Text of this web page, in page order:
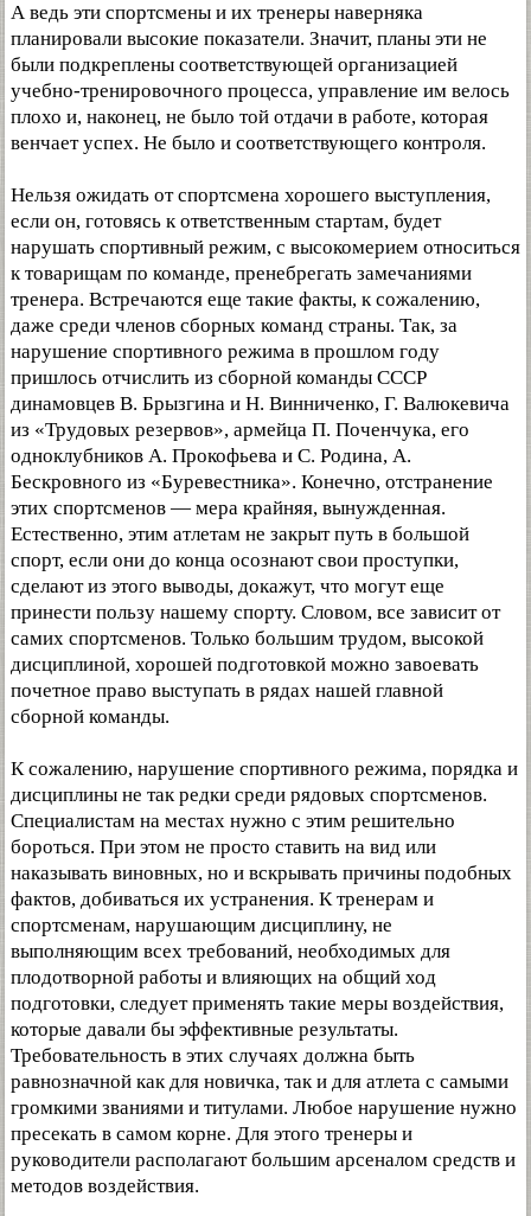
А ведь эти спортсмены и их тренеры наверняка
планировали высокие показатели. Значит, планы эти не
были подкреплены соответствующей организацией
учебно-тренировочного процесса, управление им велось
плохо и, наконец, не было той отдачи в работе, которая
венчает успех. Не было и соответствующего контроля.
Нельзя ожидать от спортсмена хорошего выступления,
если он, готовясь к ответственным стартам, будет
нарушать спортивный режим, с высокомерием относиться
к товарищам по команде, пренебрегать замечаниями
тренера. Встречаются еще такие факты, к сожалению,
даже среди членов сборных команд страны. Так, за
нарушение спортивного режима в прошлом году
пришлось отчислить из сборной команды СССР
динамовцев В. Брызгина и Н. Винниченко, Г. Валюкевича
из «Трудовых резервов», армейца П. Поченчука, его
одноклубников А. Прокофьева и С. Родина, А.
Бескровного из «Буревестника». Конечно, отстранение
этих спортсменов — мера крайняя, вынужденная.
Естественно, этим атлетам не закрыт путь в большой
спорт, если они до конца осознают свои проступки,
сделают из этого выводы, докажут, что могут еще
принести пользу нашему спорту. Словом, все зависит от
самих спортсменов. Только большим трудом, высокой
дисциплиной, хорошей подготовкой можно завоевать
почетное право выступать в рядах нашей главной
сборной команды.
К сожалению, нарушение спортивного режима, порядка и
дисциплины не так редки среди рядовых спортсменов.
Специалистам на местах нужно с этим решительно
бороться. При этом не просто ставить на вид или
наказывать виновных, но и вскрывать причины подобных
фактов, добиваться их устранения. К тренерам и
спортсменам, нарушающим дисциплину, не
выполняющим всех требований, необходимых для
плодотворной работы и влияющих на общий ход
подготовки, следует применять такие меры воздействия,
которые давали бы эффективные результаты.
Требовательность в этих случаях должна быть
равнозначной как для новичка, так и для атлета с самыми
громкими званиями и титулами. Любое нарушение нужно
пресекать в самом корне. Для этого тренеры и
руководители располагают большим арсеналом средств и
методов воздействия.